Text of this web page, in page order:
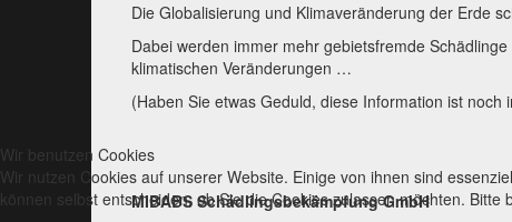
Die Globalisierung und Klimaveränderung der Erde
Dabei werden immer mehr gebietsfremde
klimatischen Veränderungen …
(Haben Sie etwas Geduld, diese Information ist noch
MIBABS Schädlingsbekämpfung GmbH
Wir benutzen Cookies
Wir nutzen Cookies auf unserer Website. Einige von ihnen sind
können selbst entscheiden, ob Sie die Cookies zulassen möchten.